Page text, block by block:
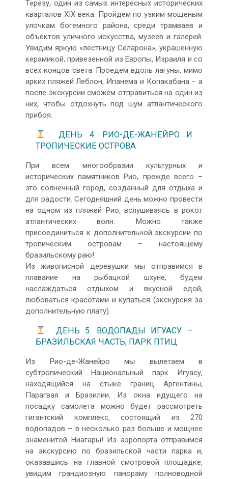
Терезу, один из самых интересных исторических
кварталов XIX века. Пройдем по узким мощеным
улочкам богемного района, среди трамваев и
объектов уличного искусства, музеев и галерей.
Увидим яркую «лестницу Селарона», украшенную
керамикой, привезенной из Европы, Израиля и со
всех концов света. Проедем вдоль лагуны, мимо
ярких пляжей Леблон, Ипанема и Копакабана – а
после экскурсии сможем отправиться на один из
них, чтобы отдохнуть под шум атлантического
прибоя.
ДЕНЬ 4. РИО-ДЕ-ЖАНЕЙРО И
ТРОПИЧЕСКИЕ ОСТРОВА
При всем многообразии культурных и
исторических памятников Рио, прежде всего –
это солнечный город, созданный для отдыха и
для радости. Сегодняшний день можно провести
на одном из пляжей Рио, вслушиваясь в рокот
атлантических волн. Можно также
присоединиться к дополнительной экскурсии по
тропическим островам – настоящему
бразильскому раю!
Из живописной деревушки мы отправимся в
плавание на рыбацкой шхуне, будем
наслаждаться отдыхом и вкусной едой,
любоваться красотами и купаться (экскурсия за
дополнительную плату).
ДЕНЬ 5. ВОДОПАДЫ ИГУАСУ –
БРАЗИЛЬСКАЯ ЧАСТЬ, ПАРК ПТИЦ
Из Рио-де-Жанейро мы вылетаем в
субтропический Национальный парк Игуасу,
находящийся на стыке границ Аргентины,
Парагвая и Бразилии. Из окна идущего на
посадку самолета можно будет рассмотреть
гигантский комплекс, состоящий из 270
водопадов – в несколько раз больше и мощнее
знаменитой Ниагары! Из аэропорта отправимся
на экскурсию по бразильской части парка и,
оказавшись на главной смотровой площадке,
увидим грандиозную панораму полноводной